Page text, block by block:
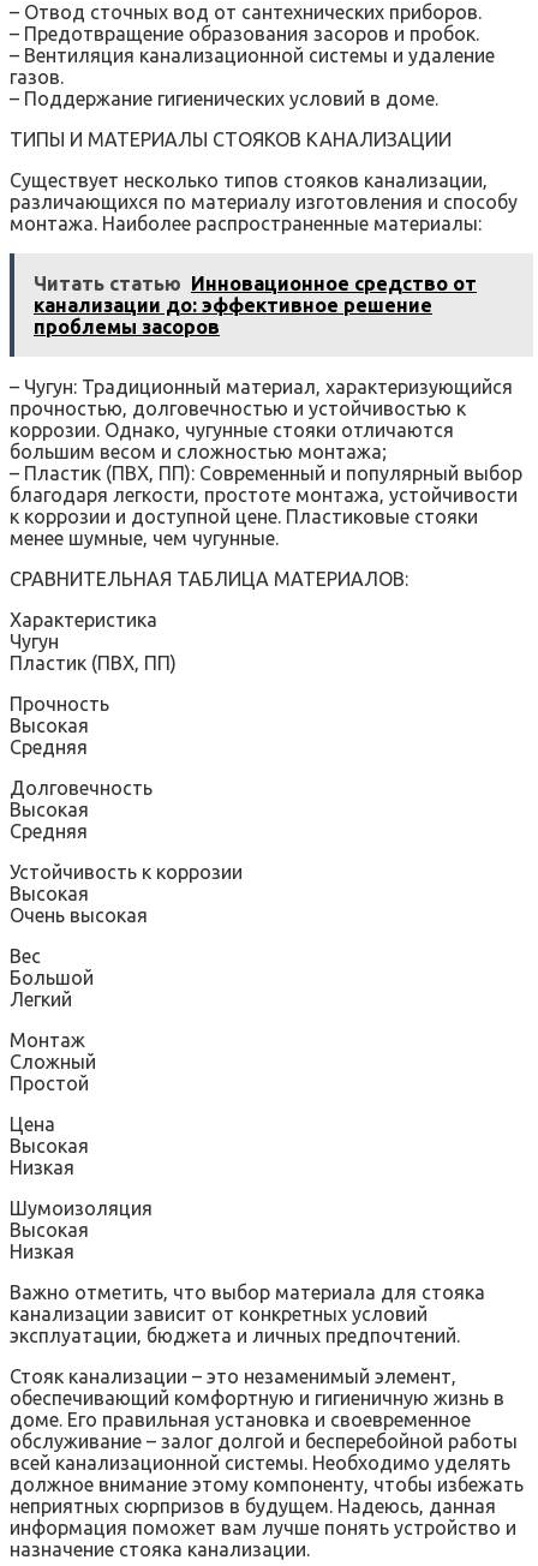
– Отвод сточных вод от сантехнических приборов.
– Предотвращение образования засоров и пробок.
– Вентиляция канализационной системы и удаление
газов.
– Поддержание гигиенических условий в доме.
ТИПЫ И МАТЕРИАЛЫ СТОЯКОВ КАНАЛИЗАЦИИ
Существует несколько типов стояков канализации‚
различающихся по материалу изготовления и способу
монтажа. Наиболее распространенные материалы:
Читать статью
Инновационное средство от
канализации до: эффективное решение
проблемы засоров
– Чугун: Традиционный материал‚ характеризующийся
прочностью‚ долговечностью и устойчивостью к
коррозии. Однако‚ чугунные стояки отличаются
большим весом и сложностью монтажа;
– Пластик (ПВХ‚ ПП): Современный и популярный выбор
благодаря легкости‚ простоте монтажа‚ устойчивости
к коррозии и доступной цене. Пластиковые стояки
менее шумные‚ чем чугунные.
СРАВНИТЕЛЬНАЯ ТАБЛИЦА МАТЕРИАЛОВ:
Характеристика
Чугун
Пластик (ПВХ‚ ПП)
Прочность
Высокая
Средняя
Долговечность
Высокая
Средняя
Устойчивость к коррозии
Высокая
Очень высокая
Вес
Большой
Легкий
Монтаж
Сложный
Простой
Цена
Высокая
Низкая
Шумоизоляция
Высокая
Низкая
Важно отметить‚ что выбор материала для стояка
канализации зависит от конкретных условий
эксплуатации‚ бюджета и личных предпочтений.
Стояк канализации – это незаменимый элемент‚
обеспечивающий комфортную и гигиеничную жизнь в
доме. Его правильная установка и своевременное
обслуживание – залог долгой и бесперебойной работы
всей канализационной системы. Необходимо уделять
должное внимание этому компоненту‚ чтобы избежать
неприятных сюрпризов в будущем. Надеюсь‚ данная
информация поможет вам лучше понять устройство и
назначение стояка канализации.